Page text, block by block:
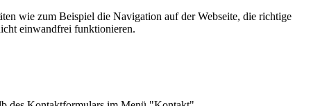
wie zum Beispiel die Navigation auf der Webseite, die richtige
einwandfrei funktionieren.